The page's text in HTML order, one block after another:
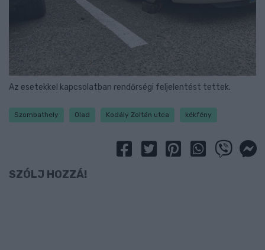
Az esetekkel kapcsolatban rendőrségi feljelentést tettek.
Szombathely Olad Kodály Zoltán utca kékfény
SZÓLJ HOZZÁ!